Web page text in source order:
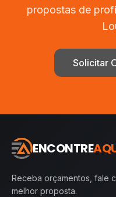
propostas de
Solicitar
ENCONTRE
Receba orçamentos, fale
melhor proposta.